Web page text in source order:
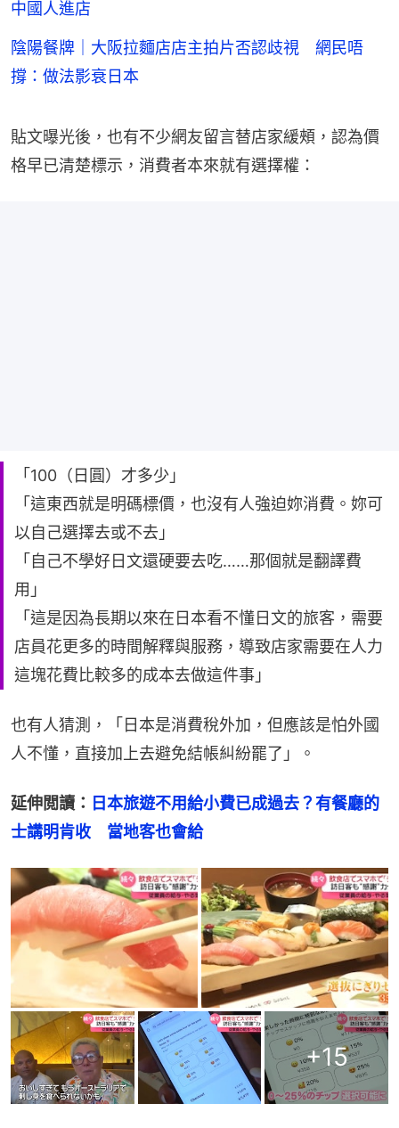
中國人進店
陰陽餐牌｜大阪拉麵店店主拍片否認歧視 網民唔
撐：做法影衰日本
貼文曝光後，也有不少網友留言替店家緩頰，認為價
格早已清楚標示，消費者本來就有選擇權：
「100（日圓）才多少」
「這東西就是明碼標價，也沒有人強迫妳消費。妳可
以自己選擇去或不去」
「自己不學好日文還硬要去吃……那個就是翻譯費
用」
「這是因為長期以來在日本看不懂日文的旅客，需要
店員花更多的時間解釋與服務，導致店家需要在人力
這塊花費比較多的成本去做這件事」
也有人猜測，「日本是消費稅外加，但應該是怕外國
人不懂，直接加上去避免結帳糾紛罷了」。
延伸閲讀： 日本旅遊不用給小費已成過去？有餐廳的
士講明肯收　當地客也會給
+15